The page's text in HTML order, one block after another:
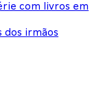
com livros em
dos irmãos